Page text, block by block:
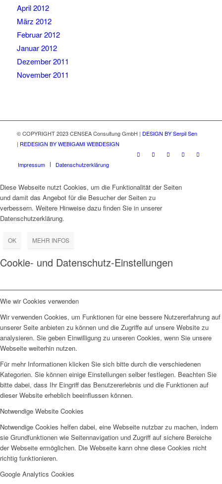
April 2012
März 2012
Februar 2012
Januar 2012
Dezember 2011
November 2011
© COPYRIGHT 2023 CENSEA Consultung GmbH | DESIGN BY Serpil Sen
| REDESIGN BY WEBIGAMI WEBDESIGN
Impressum Datenschutzerklärung
Diese Webseite nutzt Cookies, um die Funktionalität der Seiten
und damit das Angebot für die Besucher der Seiten zu
verbessern. Weitere Hinweise dazu finden Sie in unserer
Datenschutzerklärung.
OK MEHR INFOS
Cookie- und Datenschutz-Einstellungen
Wie wir Cookies verwenden
Wir verwenden Cookies, um Funktionen für eine bessere Nutzererfahrung auf
unserer Seite anbieten zu können und die Zugriffe auf unsere Website zu
analysieren. Sie geben Einwilligung zu unseren Cookies, wenn Sie unsere
Webseite weiterhin nutzen.
Für mehr Informationen klicken Sie sich bitte durch die verschiedenen
Kategorien. Sie können einige Einstellungen selber festlegen. Beachten Sie
bitte dabei, dass Ihr Eingriff das Benutzererlebnis und die Funktionen auf
dieser Website erheblich beeinflussen können.
Notwendige Website Cookies
Notwendige Cookies helfen dabei, eine Webseite nutzbar zu machen, indem
sie Grundfunktionen wie Seitennavigation und Zugriff auf sichere Bereiche
der Webseite ermöglichen. Die Webseite kann ohne diese Cookies nicht
richtig funktionieren.
Google Analytics Cookies